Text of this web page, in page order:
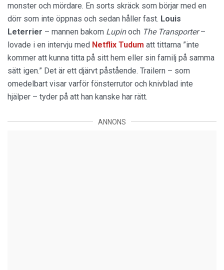
monster och mördare. En sorts skräck som börjar med en
dörr som inte öppnas och sedan håller fast. Louis
Leterrier – mannen bakom Lupinoch The Transporter–
lovade i en intervju med Netflix Tudum att tittarna ”inte
kommer att kunna titta på sitt hem eller sin familj på samma
sätt igen.” Det är ett djärvt påstående. Trailern – som
omedelbart visar varför fönsterrutor och knivblad inte
hjälper – tyder på att han kanske har rätt.
ANNONS